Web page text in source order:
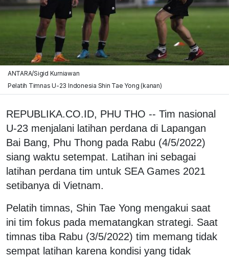
ANTARA/Sigid Kurniawan
Pelatih Timnas U-23 Indonesia Shin Tae Yong (kanan)
REPUBLIKA.CO.ID, PHU THO -- Tim nasional
U-23 menjalani latihan perdana di Lapangan
Bai Bang, Phu Thong pada Rabu (4/5/2022)
siang waktu setempat. Latihan ini sebagai
latihan perdana tim untuk SEA Games 2021
setibanya di Vietnam.
Pelatih timnas, Shin Tae Yong mengakui saat
ini tim fokus pada mematangkan strategi. Saat
timnas tiba Rabu (3/5/2022) tim memang tidak
sempat latihan karena kondisi yang tidak